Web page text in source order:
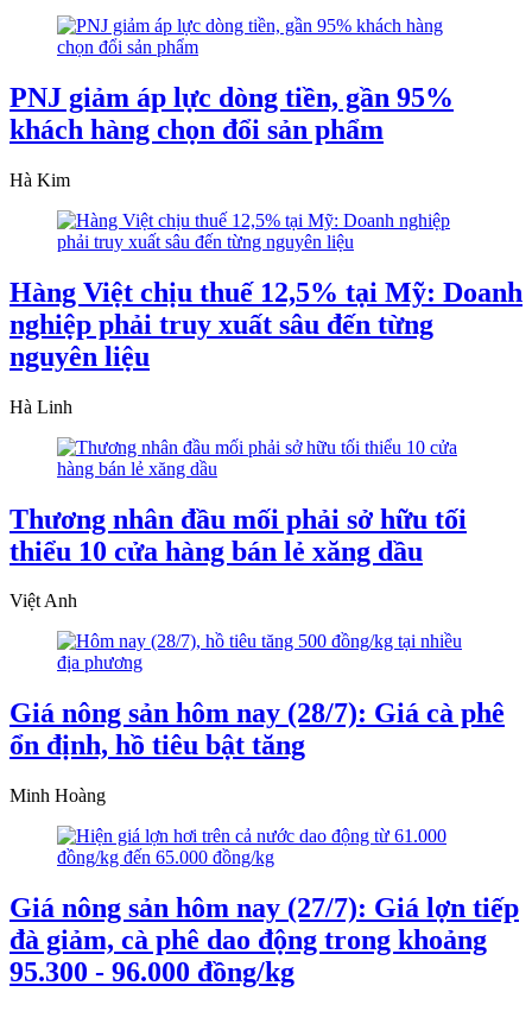
PNJ giảm áp lực dòng tiền, gần 95%
khách hàng chọn đổi sản phẩm
Hà Kim
Hàng Việt chịu thuế 12,5% tại Mỹ: Doanh
nghiệp phải truy xuất sâu đến từng
nguyên liệu
Hà Linh
Thương nhân đầu mối phải sở hữu tối
thiểu 10 cửa hàng bán lẻ xăng dầu
Việt Anh
Giá nông sản hôm nay (28/7): Giá cà phê
ổn định, hồ tiêu bật tăng
Minh Hoàng
Giá nông sản hôm nay (27/7): Giá lợn tiếp
đà giảm, cà phê dao động trong khoảng
95.300 - 96.000 đồng/kg